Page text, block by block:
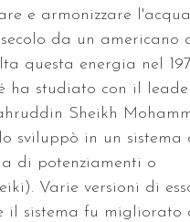
e armonizzare
da un americano
questa energia nel
ha studiato con il
Sheikh
sviluppò in un sistema
di potenziamenti o
Varie versioni di
il sistema fu migliorato